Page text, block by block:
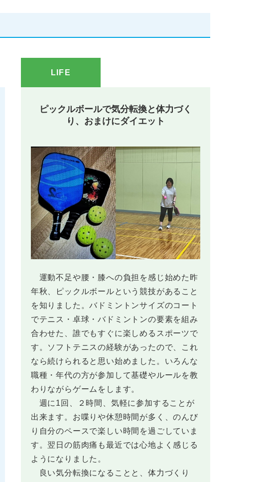
LIFE
ピックルボールで気分転換と体力づく
り、おまけにダイエット
運動不足や腰・膝への負担を感じ始めた昨
年秋、ピックルボールという競技があること
を知りました。バドミントンサイズのコート
でテニス・卓球・バドミントンの要素を組み
合わせた、誰でもすぐに楽しめるスポーツで
す。ソフトテニスの経験があったので、これ
なら続けられると思い始めました。いろんな
職種・年代の方が参加して基礎やルールを教
わりながらゲームをします。
週に1回、２時間、気軽に参加することが
出来ます。お喋りや休憩時間が多く、のんび
り自分のペースで楽しい時間を過ごしていま
す。翌日の筋肉痛も最近では心地よく感じる
ようになりました。
良い気分転換になることと、体力づくり